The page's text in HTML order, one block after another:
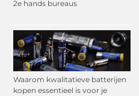
2e hands bureaus
Waarom kwalitatieve batterijen
kopen essentieel is voor je